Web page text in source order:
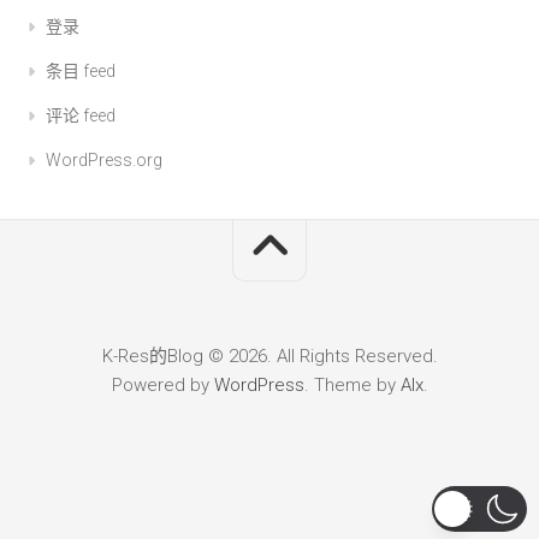
登录
条目 feed
评论 feed
WordPress.org
K-Res的Blog © 2026. All Rights Reserved.
Powered by WordPress. Theme by Alx.